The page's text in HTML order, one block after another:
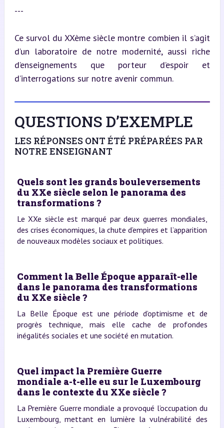
---
Ce survol du XXème siècle montre combien il s’agit
d’un laboratoire de notre modernité, aussi riche
d’enseignements que porteur d’espoir et
d’interrogations sur notre avenir commun.
QUESTIONS D’EXEMPLE
LES RÉPONSES ONT ÉTÉ PRÉPARÉES PAR
NOTRE ENSEIGNANT
Quels sont les grands bouleversements
du XXe siècle selon le panorama des
transformations ?
Le XXe siècle est marqué par deux guerres mondiales,
des crises économiques, la chute d’empires et l’apparition
de nouveaux modèles sociaux et politiques.
Comment la Belle Époque apparaît-elle
dans le panorama des transformations
du XXe siècle ?
La Belle Époque est une période d’optimisme et de
progrès technique, mais elle cache de profondes
inégalités sociales et une société en mutation.
Quel impact la Première Guerre
mondiale a-t-elle eu sur le Luxembourg
dans le contexte du XXe siècle ?
La Première Guerre mondiale a provoqué l’occupation du
Luxembourg, mettant en lumière la vulnérabilité des